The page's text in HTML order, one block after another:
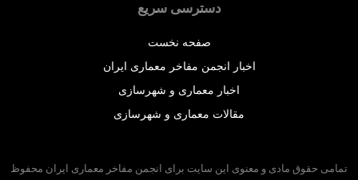
دسترسی سریع
صفحه نخست
اخبار انجمن مفاخر معماری ایران
اخبار معماری و شهرسازی
مقالات معماری و شهرسازی
حقوق مادی و معنوی این سایت برای انجمن مفاخر معماری ایران محفوظ